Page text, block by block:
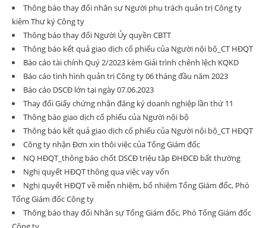
Thông báo thay đổi nhân sự Người phụ trách quản trị Công ty
kiêm Thư ký Công ty
Thông báo thay đổi Người Ủy quyền CBTT
Thông báo kết quả giao dịch cổ phiếu của Người nội bộ_CT HĐQT
Báo cáo tài chính Quý 2/2023 kèm Giải trình chênh lệch KQKD
Báo cáo tình hình quản trị Công ty 06 tháng đầu năm 2023
Báo cáo DSCĐ lớn tại ngày 07.06.2023
Thay đổi Giấy chứng nhận đăng ký doanh nghiệp lần thứ 11
Thông báo giao dịch cổ phiếu của Người nội bộ
Thông báo kết quả giao dịch cổ phiếu của Người nội bộ_CT HĐQT
Công ty nhận Đơn xin thôi việc của Tổng Giám đốc
NQ HĐQT_thông báo chốt DSCĐ triệu tập ĐHĐCĐ bất thường
Nghị quyết HĐQT thông qua việc vay vốn
Nghị quyết HĐQT về miễn nhiệm, bổ nhiệm Tổng Giám đốc, Phó
Tổng Giám đốc Công ty
Thông báo thay đổi Nhân sự Tổng Giám đốc, Phó Tổng Giám đốc